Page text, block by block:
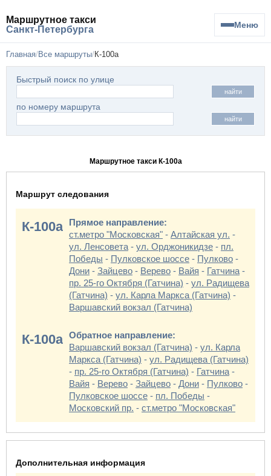
Маршрутное такси
Санкт-Петербурга
Меню
Главная Все маршруты К-100а
Быстрый поиск по улице
найти
по номеру маршрута
найти
Маршрутное такси К-100а
Маршрут следования
К-100а
Прямое направление:
ст.метро "Московская" - Алтайская ул. -
ул. Ленсовета - ул. Орджоникидзе - пл.
Победы - Пулковское шоссе - Пулково -
Дони - Зайцево - Верево - Вайя - Гатчина -
пр. 25-го Октября (Гатчина) - ул. Радищева
(Гатчина) - ул. Карла Маркса (Гатчина) -
Варшавский вокзал (Гатчина)
К-100а Обратное направление:
Варшавский вокзал (Гатчина) - ул. Карла
Маркса (Гатчина) - ул. Радищева (Гатчина)
- пр. 25-го Октября (Гатчина) - Гатчина -
Вайя - Верево - Зайцево - Дони - Пулково -
Пулковское шоссе - пл. Победы -
Московский пр. - ст.метро "Московская"
Дополнительная информация